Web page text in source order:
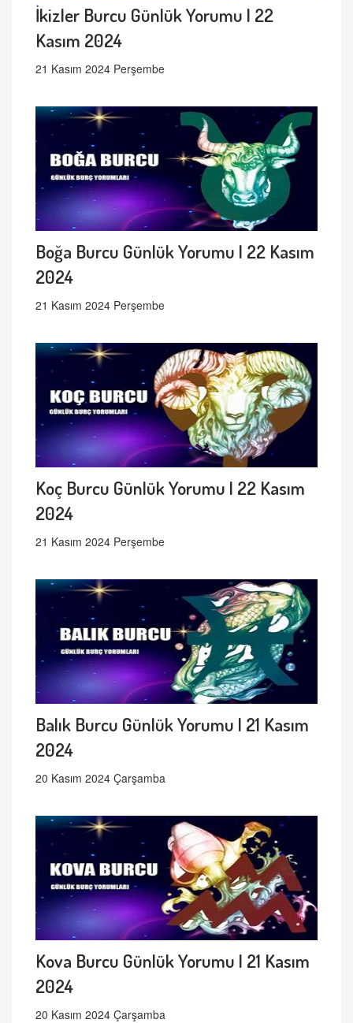
İkizler Burcu Günlük Yorumu | 22
Kasım 2024
21 Kasım 2024 Perşembe
Boğa Burcu Günlük Yorumu | 22 Kasım
2024
21 Kasım 2024 Perşembe
Koç Burcu Günlük Yorumu | 22 Kasım
2024
21 Kasım 2024 Perşembe
Balık Burcu Günlük Yorumu | 21 Kasım
2024
20 Kasım 2024 Çarşamba
Kova Burcu Günlük Yorumu | 21 Kasım
2024
20 Kasım 2024 Çarşamba